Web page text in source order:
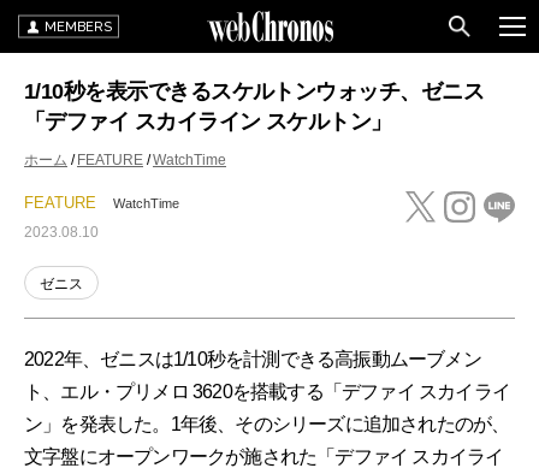
MEMBERS
1/10秒を表示できるスケルトンウォッチ、ゼニス
「デファイ スカイライン スケルトン」
ホーム FEATURE WatchTime
FEATURE WatchTime
2023.08.10
ゼニス
2022年、ゼニスは1/10秒を計測できる高振動ムーブメン
ト、エル・プリメロ 3620を搭載する「デファイ スカイライ
ン」を発表した。1年後、そのシリーズに追加されたのが、
文字盤にオープンワークが施された「デファイ スカイライ